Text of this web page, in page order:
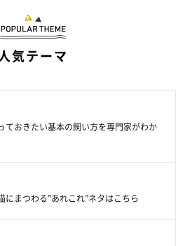
気テーマ
ておきたい基本の飼い方を専門家がわか
にまつわる”あれこれ”ネタはこちら